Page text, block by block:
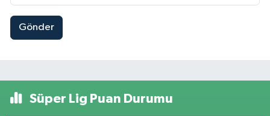
Gönder
Süper Lig Puan Durumu